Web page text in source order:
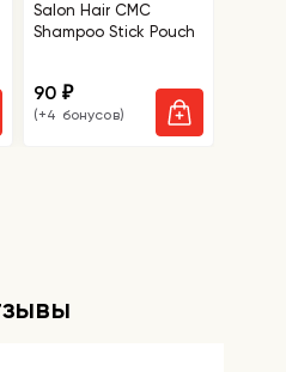
Salon Hair CMC
Shampoo Stick Pouch
90 ₽
(+4 бонусов)